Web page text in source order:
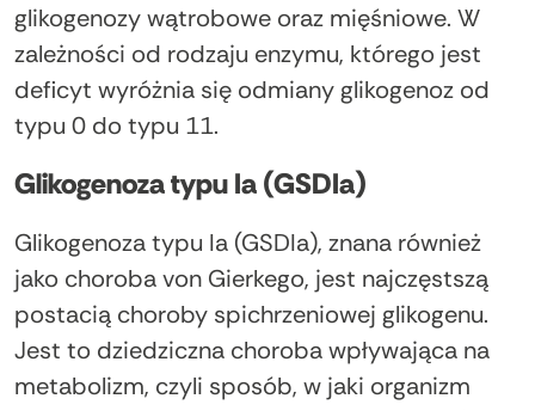
glikogenozy wątrobowe oraz mięśniowe. W
zależności od rodzaju enzymu, którego jest
deficyt wyróżnia się odmiany glikogenoz od
typu 0 do typu 11.
Glikogenoza typu Ia (GSDIa)
Glikogenoza typu Ia (GSDIa), znana również
jako choroba von Gierkego, jest najczęstszą
postacią choroby spichrzeniowej glikogenu.
Jest to dziedziczna choroba wpływająca na
metabolizm, czyli sposób, w jaki organizm